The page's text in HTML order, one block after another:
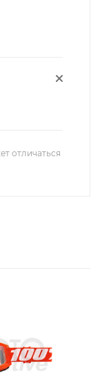
отличаться